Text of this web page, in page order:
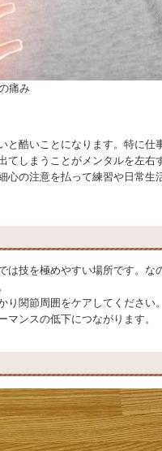
痛み
と酷いことになります。特に仕
しまうことがメンタルを左右
の注意を払って練習や日常生
は技を極めやすい場所です。な
関節周囲をケアしてください。
ンスの低下につながります。